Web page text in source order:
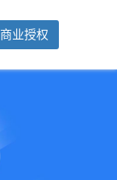
商业授权